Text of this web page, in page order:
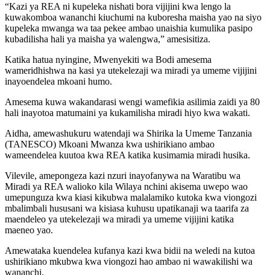
“Kazi ya REA ni kupeleka nishati bora vijijini kwa lengo la
kuwakomboa wananchi kiuchumi na kuboresha maisha yao na siyo
kupeleka mwanga wa taa pekee ambao unaishia kumulika pasipo
kubadilisha hali ya maisha ya walengwa,” amesisitiza.
Katika hatua nyingine, Mwenyekiti wa Bodi amesema
wameridhishwa na kasi ya utekelezaji wa miradi ya umeme vijijini
inayoendelea mkoani humo.
Amesema kuwa wakandarasi wengi wamefikia asilimia zaidi ya 80
hali inayotoa matumaini ya kukamilisha miradi hiyo kwa wakati.
Aidha, amewashukuru watendaji wa Shirika la Umeme Tanzania
(TANESCO) Mkoani Mwanza kwa ushirikiano ambao
wameendelea kuutoa kwa REA katika kusimamia miradi husika.
Vilevile, amepongeza kazi nzuri inayofanywa na Waratibu wa
Miradi ya REA walioko kila Wilaya nchini akisema uwepo wao
umepunguza kwa kiasi kikubwa malalamiko kutoka kwa viongozi
mbalimbali hususani wa kisiasa kuhusu upatikanaji wa taarifa za
maendeleo ya utekelezaji wa miradi ya umeme vijijini katika
maeneo yao.
Amewataka kuendelea kufanya kazi kwa bidii na weledi na kutoa
ushirikiano mkubwa kwa viongozi hao ambao ni wawakilishi wa
wananchi.